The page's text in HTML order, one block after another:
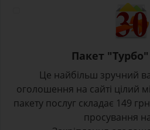
Пакет "Турбо"
Це найбільш зручний
оголошення на сайті цілий
пакету послуг складає 149
просування